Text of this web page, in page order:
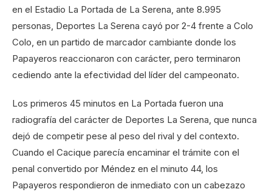
en el Estadio La Portada de La Serena, ante 8.995
personas, Deportes La Serena cayó por 2-4 frente a Colo
Colo, en un partido de marcador cambiante donde los
Papayeros reaccionaron con carácter, pero terminaron
cediendo ante la efectividad del líder del campeonato.
Los primeros 45 minutos en La Portada fueron una
radiografía del carácter de Deportes La Serena, que nunca
dejó de competir pese al peso del rival y del contexto.
Cuando el Cacique parecía encaminar el trámite con el
penal convertido por Méndez en el minuto 44, los
Papayeros respondieron de inmediato con un cabezazo